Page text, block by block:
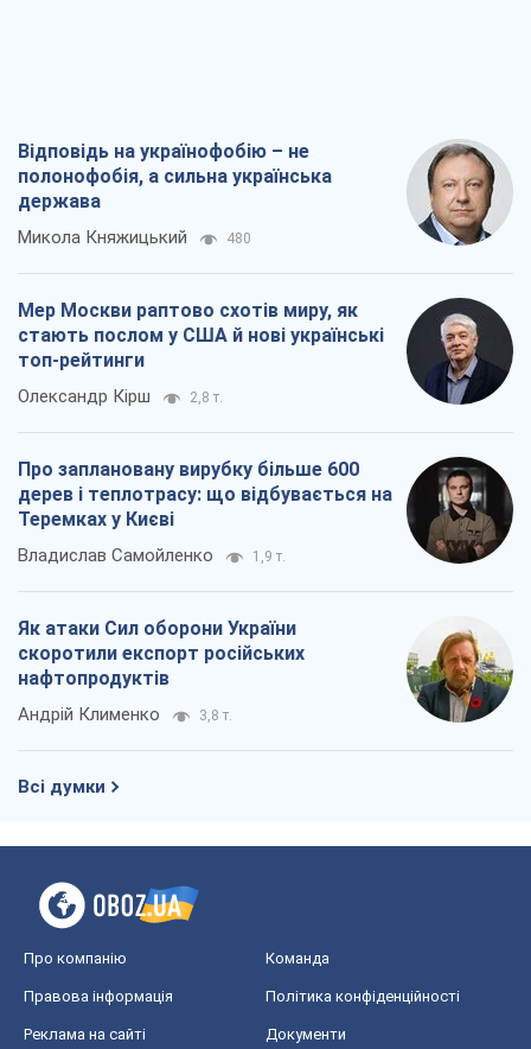
Відповідь на українофобію – не
полонофобія, а сильна українська
держава
Микола Княжицький 480
Мер Москви раптово схотів миру, як
стають послом у США й нові українські
топ-рейтинги
Олександр Кірш 2,8 т.
Про заплановану вирубку більше 600
дерев і теплотрасу: що відбувається на
Теремках у Києві
Владислав Самойленко 1,9 т.
Як атаки Сил оборони України
скоротили експорт російських
нафтопродуктів
Андрій Клименко 3,8 т.
Всі думки
Про компанію Команда
Правова інформація Політика конфіденційності
Реклама на сайті Документи